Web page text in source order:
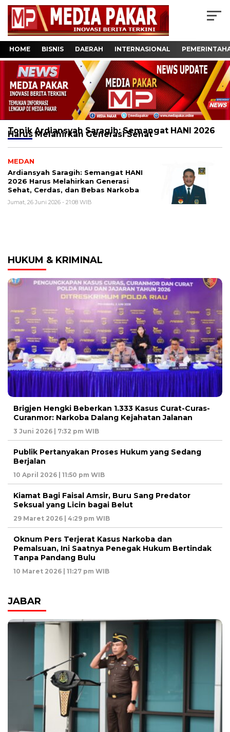
HOME BISNIS DAERAH INTERNASIONAL
Topik Ardiansyah Saragih: Semangat HANI 2026
Harus Melahirkan Generasi Sehat
MEDAN
Ardiansyah Saragih: Semangat HANI
2026 Harus Melahirkan Generasi
Sehat, Cerdas, dan Bebas Narkoba
Jumat, 26 Juni 2026 - 21:08 WIB
HUKUM & KRIMINAL
Brigjen Hengki Beberkan 1.333 Kasus Curat-Curas-
Curanmor: Narkoba Dalang Kejahatan Jalanan
3 Juni 2026 | 7:32 pm WIB
Publik Pertanyakan Proses Hukum yang Sedang
Berjalan
10 April 2026 | 11:50 pm WIB
Kiamat Bagi Faisal Amsir, Buru Sang Predator
Seksual yang Licin bagai Belut
29 Maret 2026 | 4:29 pm WIB
Oknum Pers Terjerat Kasus Narkoba dan
Pemalsuan, Ini Saatnya Penegak Hukum Bertindak
Tanpa Pandang Bulu
10 Maret 2026 | 11:27 pm WIB
JABAR